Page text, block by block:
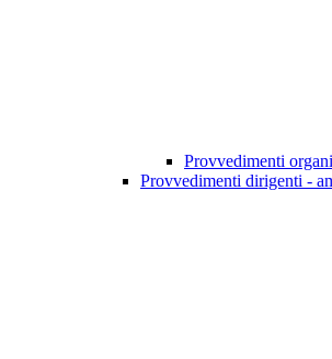
Provvedimenti
Provvedimenti dirigenti -